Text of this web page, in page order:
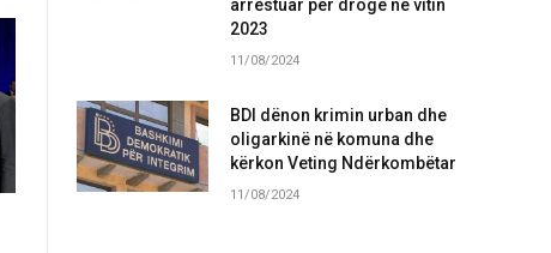
arrestuar për drogë në vitin
2023
11/08/2024
BDI dënon krimin urban dhe
oligarkinë në komuna dhe
kërkon Veting Ndërkombëtar
11/08/2024